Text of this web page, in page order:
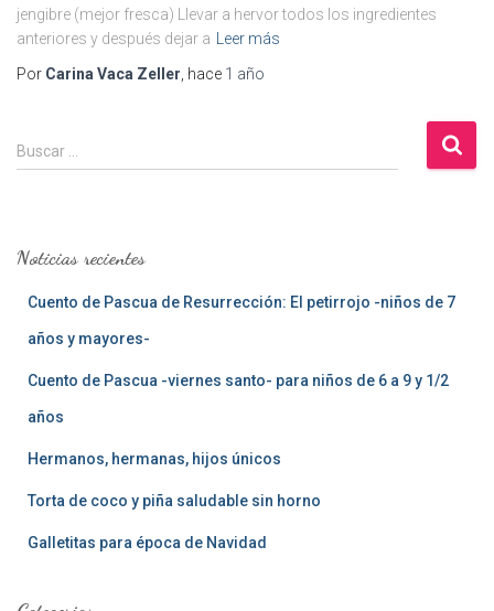
jengibre (mejor fresca) Llevar a hervor todos los ingredientes
anteriores y después dejar a
Leer más
Por Carina Vaca Zeller , hace 1 año
B
u
r
Buscar …
Noticias recientes
Cuento de Pascua de Resurrección: El petirrojo -niños de 7
años y mayores-
Cuento de Pascua -viernes santo- para niños de 6 a 9 y 1/2
años
Hermanos, hermanas, hijos únicos
Torta de coco y piña saludable sin horno
Galletitas para época de Navidad